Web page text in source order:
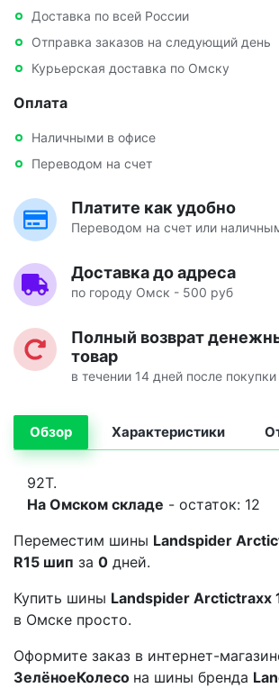
Доставка по всей России
Отправка заказов на следующий день
Курьерская доставка по Омску
Оплата
Наличными в офисе
Переводом на счет
Платите как удобно
Переводом на счет или
Доставка до адреса
по городу Омск - 500 руб
Полный возврат
товар
в течении 14 дней после покупки
Обзор Характеристики
92T.
На Омском складе - остаток: 12
Переместим шины Landspider
R15 шип за 0 дней.
Купить шины Landspider Arctictraxx
в Омске просто.
Оформите заказ в интернет-
ЗелёноеКолесо на шины бренда